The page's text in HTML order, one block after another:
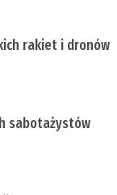
rakiet i dronów
sabotażystów